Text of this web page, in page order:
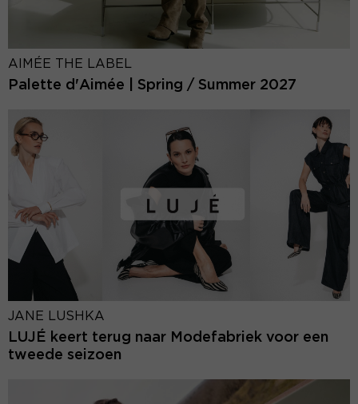
AIMÉE THE LABEL
Palette d'Aimée | Spring / Summer 2027
JANE LUSHKA
LUJÉ keert terug naar Modefabriek voor een
tweede seizoen